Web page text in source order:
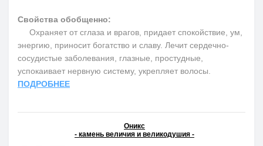
Свойства обобщенно:
Охраняет от сглаза и врагов, придает спокойствие, ум,
энергию, приносит богатство и славу. Лечит сердечно-
сосудистые заболевания, глазные, простудные,
успокаивает нервную систему, укрепляет волосы.
ПОДРОБНЕЕ
Оникс
- камень величия и великодушия -